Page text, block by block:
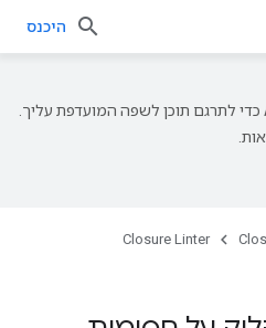
היכנס
‫Google משתמשת בטכנולוגיית AI כדי לתרגם תוכן לשפה המועדפת עליך.
Closure Linter